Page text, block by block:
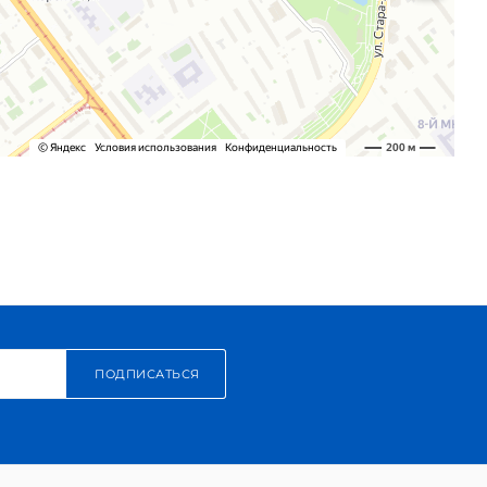
ПОДПИСАТЬСЯ